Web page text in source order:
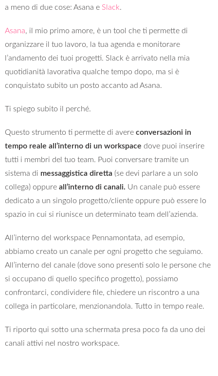
a meno di due cose: Asana e Slack.
Asana, il mio primo amore, è un tool che ti permette di
organizzare il tuo lavoro, la tua agenda e monitorare
l’andamento dei tuoi progetti. Slack è arrivato nella mia
quotidianità lavorativa qualche tempo dopo, ma si è
conquistato subito un posto accanto ad Asana.
Ti spiego subito il perché.
Questo strumento ti permette di avere conversazioni in
tempo reale all’interno di un workspace dove puoi inserire
tutti i membri del tuo team. Puoi conversare tramite un
sistema di messaggistica diretta (se devi parlare a un solo
collega) oppure all’interno di canali. Un canale può essere
dedicato a un singolo progetto/cliente oppure può essere lo
spazio in cui si riunisce un determinato team dell’azienda.
All’interno del workspace Pennamontata, ad esempio,
abbiamo creato un canale per ogni progetto che seguiamo.
All’interno del canale (dove sono presenti solo le persone che
si occupano di quello specifico progetto), possiamo
confrontarci, condividere file, chiedere un riscontro a una
collega in particolare, menzionandola. Tutto in tempo reale.
Ti riporto qui sotto una schermata presa poco fa da uno dei
canali attivi nel nostro workspace.